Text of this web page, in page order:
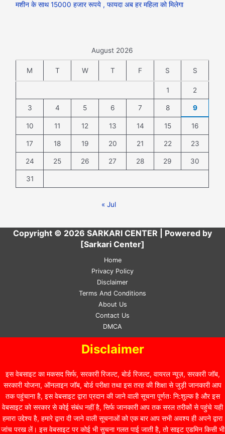
मशीन के साथ 15000 हजार रूपये , फायदा अब हर महिला को मिलेगा
August 2026
M T W T F S S
1 2
3 4 5 6 7 8 9
10 11 12 13 14 15 16
17 18 19 20 21 22 23
24 25 26 27 28 29 30
31
« Jul
Copyright © 2026 SARKARI CENTER | Powered by
[Sarkari Center]
Home
Privacy Policy
Disclaimer
Terms And Conditions
About Us
Contact Us
DMCA
Disclaimer
इस वेबसाइट का मकसद सिर्फ, सरकारी रिजल्ट, बोर्ड रिजल्ट, वायरल न्यूज़, सरकारी जॉब,
सरकारी योजना, ऑनलाइन जॉब, बोर्ड परीक्षा तथा इस तरह की शिक्षा से जुड़ी जानकारी आप
तक पहुंचाना है, इस वेबसाइट द्वारा प्रदान की जाने वाली सूचना पूर्णतः नि:शुल्क है और इस
वेबसाइट को सरकार से कोई संबंध नहीं है, सिर्फ जानकारी आप तक सरल तरीकों से पहुंचे यही
हमारा उद्देश्य है, हमारे द्वारा दी जाने वाली सूचनाओं को एक बार आप सभी अवश्य ही अपने द्वारा
जांच परख लें। इस वेबसाइट पर कोई भी सुचना गलत पाई जाती है, तो साइट एडमिन किसी भी